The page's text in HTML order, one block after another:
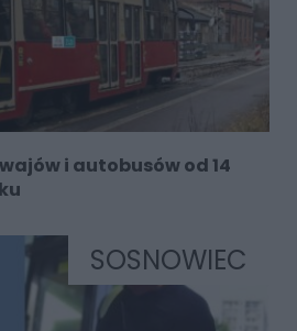
i autobusów od 14
SOSNOWIEC